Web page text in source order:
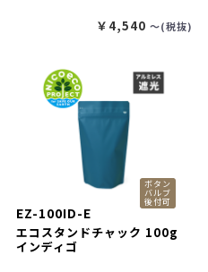
￥4,540 〜(税抜)
ボタン
バルブ
後付可
EZ-100ID-E
エコスタンドチャック 100g
インディゴ